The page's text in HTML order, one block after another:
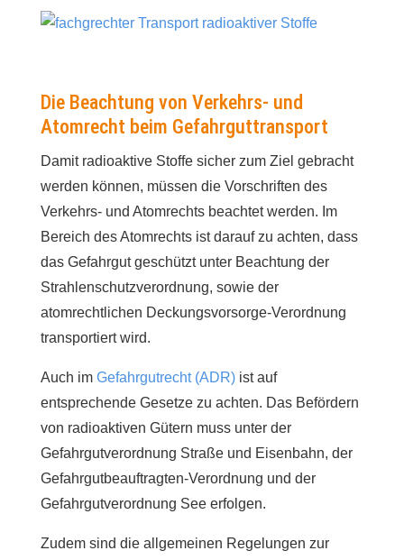
Die Beachtung von Verkehrs- und
Atomrecht beim Gefahrguttransport
Damit radioaktive Stoffe sicher zum Ziel gebracht
werden können, müssen die Vorschriften des
Verkehrs- und Atomrechts beachtet werden. Im
Bereich des Atomrechts ist darauf zu achten, dass
das Gefahrgut geschützt unter Beachtung der
Strahlenschutzverordnung, sowie der
atomrechtlichen Deckungsvorsorge-Verordnung
transportiert wird.
Auch im Gefahrgutrecht (ADR)ist auf
entsprechende Gesetze zu achten. Das Befördern
von radioaktiven Gütern muss unter der
Gefahrgutverordnung Straße und Eisenbahn, der
Gefahrgutbeauftragten-Verordnung und der
Gefahrgutverordnung See erfolgen.
Zudem sind die allgemeinen Regelungen zur